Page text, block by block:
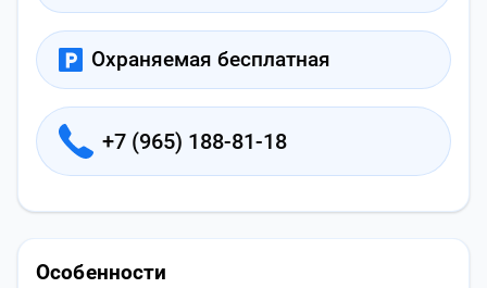
Охраняемая бесплатная
+7 (965) 188-81-18
Особенности